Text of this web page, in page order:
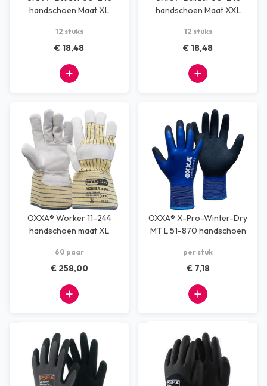
handschoen Maat XL
12 stuks
€ 18,48
handschoen Maat XXL
12 stuks
€ 18,48
OXXA® Worker 11-244
handschoen maat XL
60 paar
€ 258,00
OXXA® X-Pro-Winter-Dry
MT L 51-870 handschoen
per stuk
€ 7,18